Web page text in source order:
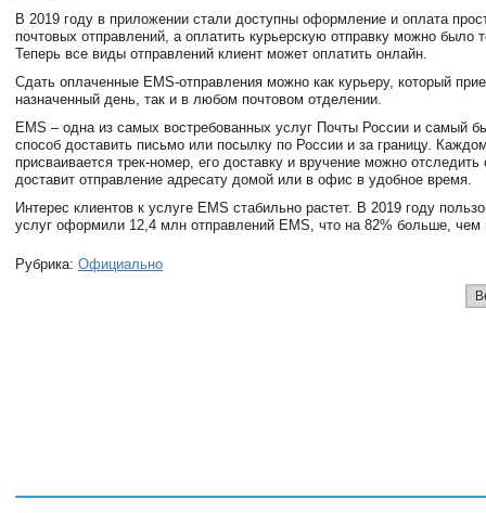
В 2019 году в приложении стали доступны оформление и оплата
почтовых отправлений, а оплатить курьерскую отправку можно было
Теперь все виды отправлений клиент может оплатить онлайн.
Сдать оплаченные EMS-отправления можно как курьеру, который
назначенный день, так и в любом почтовом отделении.
EMS – одна из самых востребованных услуг Почты России и самый
способ доставить письмо или посылку по России и за границу.
присваивается трек-номер, его доставку и вручение можно
доставит отправление адресату домой или в офис в удобное время.
Интерес клиентов к услуге EMS стабильно растет. В 2019 году
услуг оформили 12,4 млн отправлений EMS, что на 82% больше, чем
Рубрика: Официально